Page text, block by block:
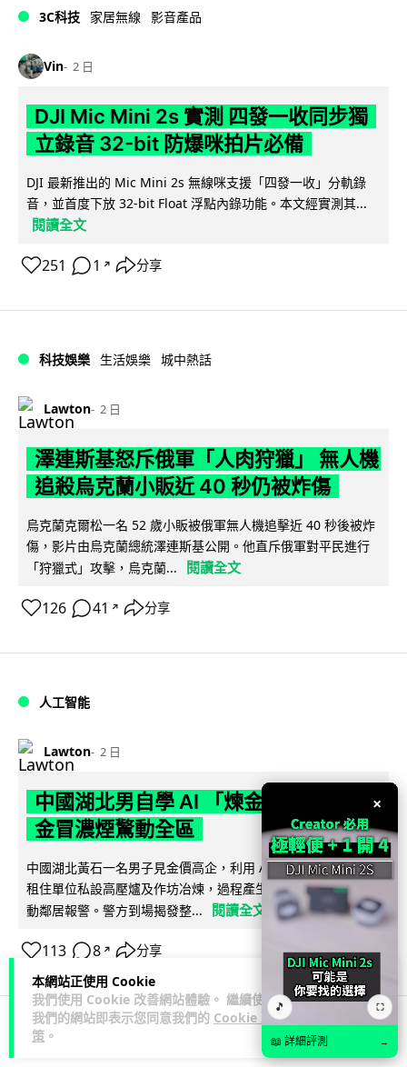
本網站正使用 Cookie
我們使用 Cookie 改善網站體驗。 繼續使用
我們的網站即表示您同意我們的 Cookie 政
策 。
3C科技 家居無線 影音產品
Vin 2 日
DJI Mic Mini 2s 實測 四發一收同步獨
立錄音 32-bit 防爆咪拍片必備
DJI 最新推出的 Mic Mini 2s 無線咪支援「四發一收」分軌錄
音，並首度下放 32-bit Float 浮點內錄功能。本文經實測其...
閱讀全文
251 1 ↗ 分享
科技娛樂 生活娛樂 城中熱話
Lawton 2 日
澤連斯基怒斥俄軍「人肉狩獵」 無人機
追殺烏克蘭小販近 40 秒仍被炸傷
烏克蘭克爾松一名 52 歲小販被俄軍無人機追擊近 40 秒後被炸
傷，影片由烏克蘭總統澤連斯基公開。他直斥俄軍對平民進行
「狩獵式」攻擊，烏克蘭...
閱讀全文
126 41 ↗ 分享
人工智能
Lawton 2 日
中國湖北男自學 AI 「煉金術」 屋內煉
金冒濃煙驚動全區
中國湖北黃石一名男子見金價高企，利用 AI 自學提煉黃金，在
租住單位私設高壓爐及作坊冶煉，過程產生大量刺鼻濃煙，驚
動鄰居報警。警方到場揭發整...
閱讀全文
113 8 ↗ 分享
3C科技
×
🎵 ⛶
📖 詳細評測 →